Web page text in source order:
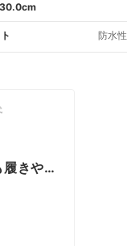
防水性
きやす